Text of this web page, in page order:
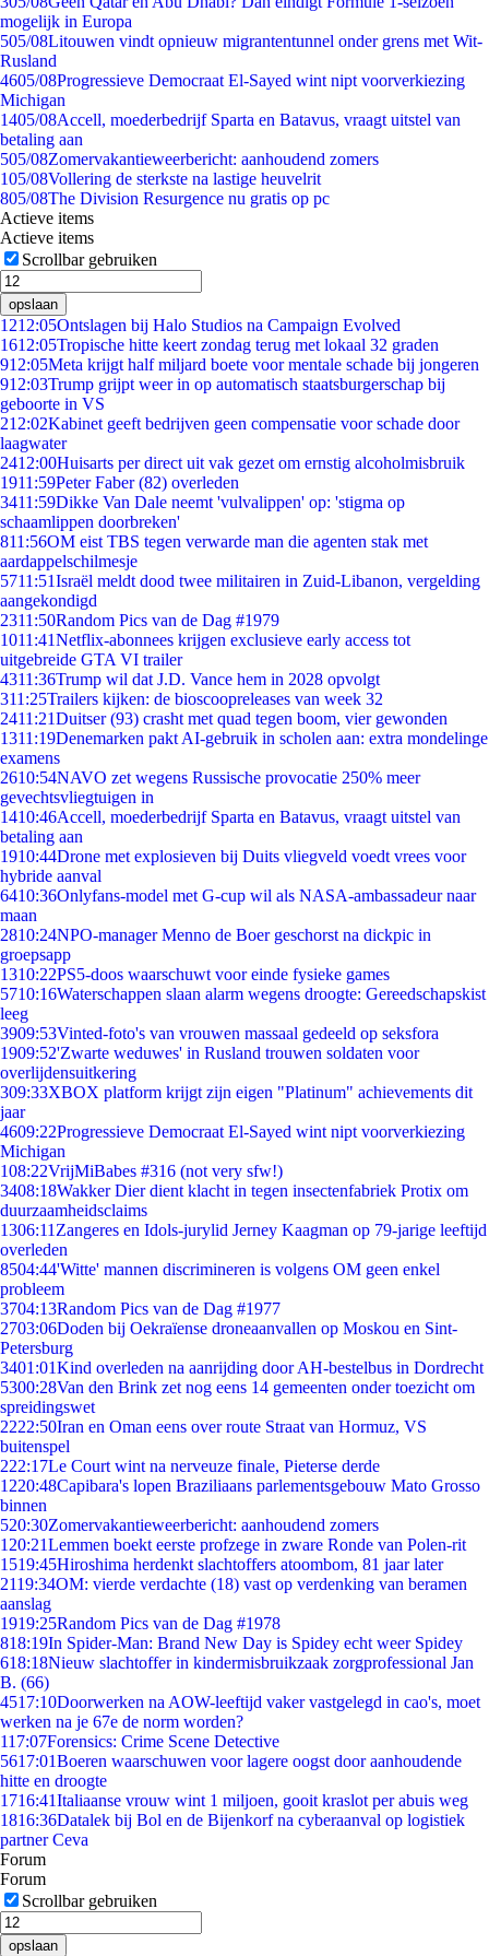
mogelijk in Europa
505/08Litouwen vindt opnieuw migrantentunnel onder grens met Wit-
Rusland
4605/08Progressieve Democraat El-Sayed wint nipt voorverkiezing
Michigan
1405/08Accell, moederbedrijf Sparta en Batavus, vraagt uitstel van
betaling aan
505/08Zomervakantieweerbericht: aanhoudend zomers
105/08Vollering de sterkste na lastige heuvelrit
805/08The Division Resurgence nu gratis op pc
Actieve items
Actieve items
Scrollbar gebruiken
opslaan
1212:05Ontslagen bij Halo Studios na Campaign Evolved
1612:05Tropische hitte keert zondag terug met lokaal 32 graden
912:05Meta krijgt half miljard boete voor mentale schade bij jongeren
912:03Trump grijpt weer in op automatisch staatsburgerschap bij
geboorte in VS
212:02Kabinet geeft bedrijven geen compensatie voor schade door
laagwater
2412:00Huisarts per direct uit vak gezet om ernstig alcoholmisbruik
1911:59Peter Faber (82) overleden
3411:59Dikke Van Dale neemt 'vulvalippen' op: 'stigma op
schaamlippen doorbreken'
811:56OM eist TBS tegen verwarde man die agenten stak met
aardappelschilmesje
5711:51Israël meldt dood twee militairen in Zuid-Libanon, vergelding
aangekondigd
2311:50Random Pics van de Dag #1979
1011:41Netflix-abonnees krijgen exclusieve early access tot
uitgebreide GTA VI trailer
4311:36Trump wil dat J.D. Vance hem in 2028 opvolgt
311:25Trailers kijken: de bioscoopreleases van week 32
2411:21Duitser (93) crasht met quad tegen boom, vier gewonden
1311:19Denemarken pakt AI-gebruik in scholen aan: extra mondelinge
examens
2610:54NAVO zet wegens Russische provocatie 250% meer
gevechtsvliegtuigen in
1410:46Accell, moederbedrijf Sparta en Batavus, vraagt uitstel van
betaling aan
1910:44Drone met explosieven bij Duits vliegveld voedt vrees voor
hybride aanval
6410:36Onlyfans-model met G-cup wil als NASA-ambassadeur naar
maan
2810:24NPO-manager Menno de Boer geschorst na dickpic in
groepsapp
1310:22PS5-doos waarschuwt voor einde fysieke games
5710:16Waterschappen slaan alarm wegens droogte: Gereedschapskist
leeg
3909:53Vinted-foto's van vrouwen massaal gedeeld op seksfora
1909:52'Zwarte weduwes' in Rusland trouwen soldaten voor
overlijdensuitkering
309:33XBOX platform krijgt zijn eigen "Platinum" achievements dit
jaar
4609:22Progressieve Democraat El-Sayed wint nipt voorverkiezing
Michigan
108:22VrijMiBabes #316 (not very sfw!)
3408:18Wakker Dier dient klacht in tegen insectenfabriek Protix om
duurzaamheidsclaims
1306:11 Zangeres en Idols-jurylid Jerney Kaagman op 79-jarige leeftijd
overleden
8504:44'Witte' mannen discrimineren is volgens OM geen enkel
probleem
3704:13Random Pics van de Dag #1977
2703:06Doden bij Oekraïense droneaanvallen op Moskou en Sint-
Petersburg
3401:01Kind overleden na aanrijding door AH-bestelbus in Dordrecht
5300:28Van den Brink zet nog eens 14 gemeenten onder toezicht om
spreidingswet
2222:50Iran en Oman eens over route Straat van Hormuz, VS
buitenspel
222:17Le Court wint na nerveuze finale, Pieterse derde
1220:48Capibara's lopen Braziliaans parlementsgebouw Mato Grosso
binnen
520:30Zomervakantieweerbericht: aanhoudend zomers
1 20:21Lemmen boekt eerste profzege in zware Ronde van Polen-rit
1519:45Hiroshima herdenkt slachtoffers atoombom, 81 jaar later
2119:34OM: vierde verdachte (18) vast op verdenking van beramen
aanslag
1919:25Random Pics van de Dag #1978
818:19In Spider-Man: Brand New Day is Spidey echt weer Spidey
618:18Nieuw slachtoffer in kindermisbruikzaak zorgprofessional Jan
B. (66)
4517:10Doorwerken na AOW-leeftijd vaker vastgelegd in cao's, moet
werken na je 67e de norm worden?
117:07Forensics: Crime Scene Detective
5617:01Boeren waarschuwen voor lagere oogst door aanhoudende
hitte en droogte
1716:41Italiaanse vrouw wint 1 miljoen, gooit kraslot per abuis weg
1816:36Datalek bij Bol en de Bijenkorf na cyberaanval op logistiek
partner Ceva
Forum
Forum
Scrollbar gebruiken
opslaan